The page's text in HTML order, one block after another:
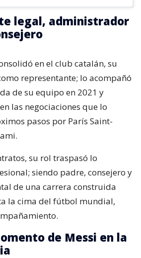
legal, administrador
en el club catalán, su
representante; lo acompañó
de su equipo en 2021 y
las negociaciones que lo
pasos por París Saint-
su rol traspasó lo
siendo padre, consejero y
de una carrera construida
la cima del fútbol mundial,
de Messi en la